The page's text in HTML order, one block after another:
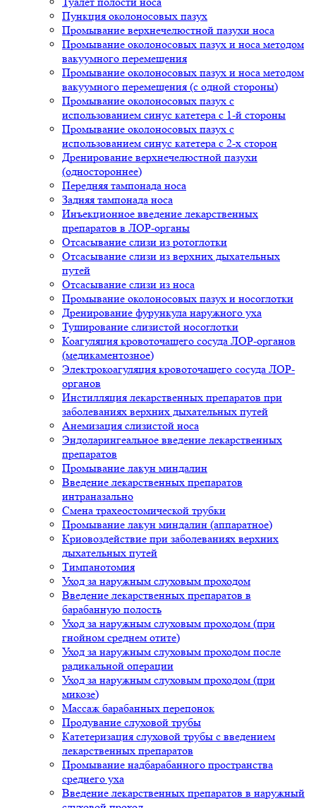
Пункция околоносовых пазух
Промывание верхнечелюстной пазухи носа
Промывание околоносовых пазух и носа методом
вакуумного перемещения
Промывание околоносовых пазух и носа методом
вакуумного перемещения (с одной стороны)
Промывание околоносовых пазух с
использованием синус катетера с 1-й стороны
Промывание околоносовых пазух с
использованием синус катетера с 2-х сторон
Дренирование верхнечелюстной пазухи
(одностороннее)
Передняя тампонада носа
Задняя тампонада носа
Инъекционное введение лекарственных
препаратов в ЛОР-органы
Отсасывание слизи из ротоглотки
Отсасывание слизи из верхних дыхательных
путей
Отсасывание слизи из носа
Промывание околоносовых пазух и носоглотки
Дренирование фурункула наружного уха
Туширование слизистой носоглотки
Коагуляция кровоточащего сосуда ЛОР-органов
(медикаментозное)
Электрокоагуляция кровоточащего сосуда ЛОР-
органов
Инстилляция лекарственных препаратов при
заболеваниях верхних дыхательных путей
Анемизация слизистой носа
Эндоларингеальное введение лекарственных
препаратов
Промывание лакун миндалин
Введение лекарственных препаратов
интраназально
Смена трахеостомической трубки
Промывание лакун миндалин (аппаратное)
Криовоздействие при заболеваниях верхних
дыхательных путей
Тимпанотомия
Уход за наружным слуховым проходом
Введение лекарственных препаратов в
барабанную полость
Уход за наружным слуховым проходом (при
гнойном среднем отите)
Уход за наружным слуховым проходом после
радикальной операции
Уход за наружным слуховым проходом (при
микозе)
Массаж барабанных перепонок
Продувание слуховой трубы
Катетеризация слуховой трубы с введением
лекарственных препаратов
Промывание надбарабанного пространства
среднего уха
Введение лекарственных препаратов в наружный